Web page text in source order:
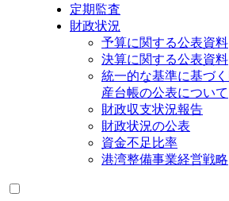
定期監査
財政状況
予算に関する公表資料
決算に関する公表資料
統一的な基準に基づ
産台帳の公表について
財政収支状況報告
財政状況の公表
資金不足比率
港湾整備事業経営戦略